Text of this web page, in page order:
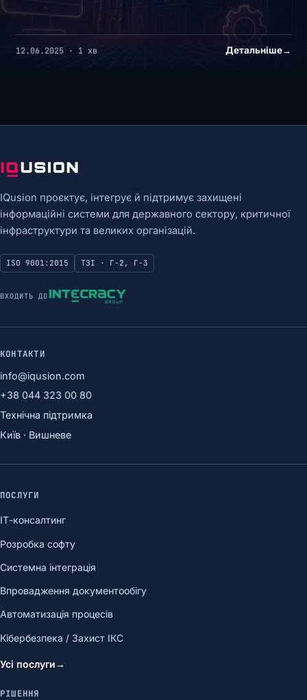
12.06.2025 · 1 хв Детальніше→
IQusion проєктує, інтегрує й підтримує захищені
інформаційні системи для державного сектору, критичної
інфраструктури та великих організацій.
ISO 9001:2015 ТЗІ · Г-2, Г-3
ВХОДИТЬ ДО
КОНТАКТИ
info@iqusion.com
+38 044 323 00 80
Технічна підтримка
Київ · Вишневе
ПОСЛУГИ
ІТ-консалтинг
Розробка софту
Системна інтеграція
Впровадження документообігу
Автоматизація процесів
Кібербезпека / Захист ІКС
Усі послуги→
РІШЕННЯ